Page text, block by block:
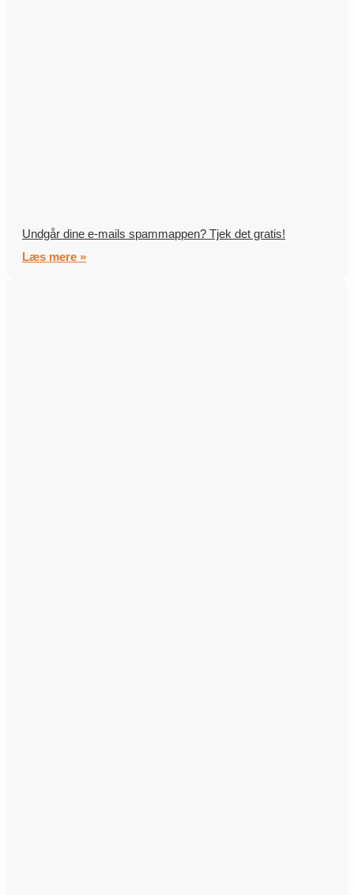
Undgår dine e-mails spammappen? Tjek det gratis!
Læs mere »